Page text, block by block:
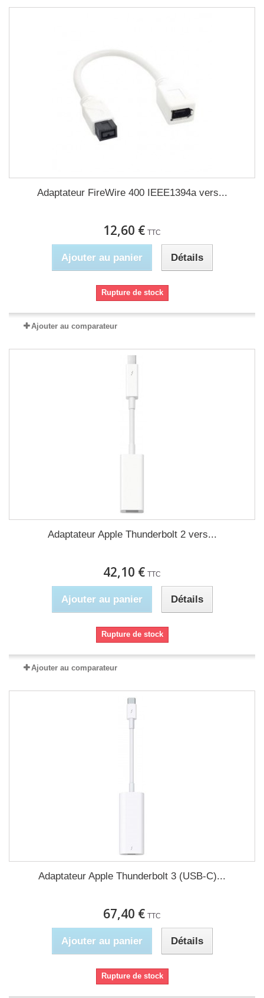
Adaptateur FireWire 400 IEEE1394a vers...
12,60 € TTC
Ajouter au panier Détails
Rupture de stock
Ajouter au comparateur
Adaptateur Apple Thunderbolt 2 vers...
42,10 € TTC
Ajouter au panier Détails
Rupture de stock
Ajouter au comparateur
Adaptateur Apple Thunderbolt 3 (USB-C)...
67,40 € TTC
Ajouter au panier Détails
Rupture de stock